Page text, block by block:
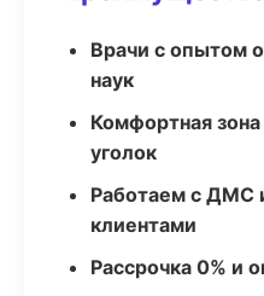
Врачи с опытом
наук
Комфортная
уголок
Работаем с ДМС
клиентами
Рассрочка 0% и